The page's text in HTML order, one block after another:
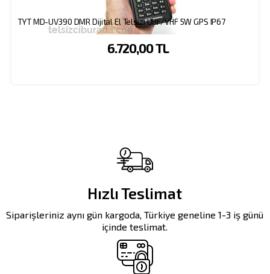
TYT MD-UV390 DMR Dijital El Telsizi UHF/VHF 5W GPS IP67
6.720,00 TL
Hızlı Teslimat
Siparişleriniz aynı gün kargoda, Türkiye geneline 1-3 iş günü
içinde teslimat.